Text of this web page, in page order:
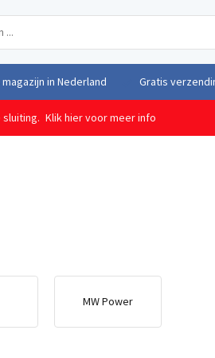
in Nederland Gratis
sluiting. Klik hier voor meer info
MW Power